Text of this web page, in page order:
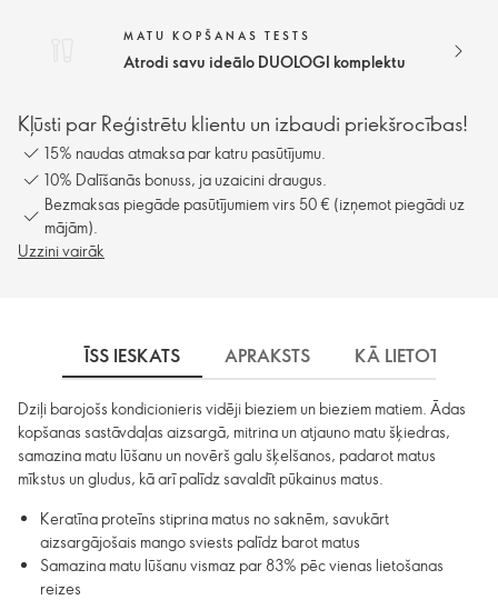
MATU KOPŠANAS TESTS
Atrodi savu ideālo DUOLOGI komplektu
Kļūsti par Reģistrētu klientu un izbaudi priekšrocības!
15% naudas atmaksa par katru pasūtījumu.
10% Dalīšanās bonuss, ja uzaicini draugus.
Bezmaksas piegāde pasūtījumiem virs 50 € (izņemot piegādi uz
mājām).
Uzzini vairāk
ĪSS IESKATS APRAKSTS KĀ LIETOT
Dziļi barojošs kondicionieris vidēji bieziem un bieziem matiem. Ādas
kopšanas sastāvdaļas aizsargā, mitrina un atjauno matu šķiedras,
samazina matu lūšanu un novērš galu šķelšanos, padarot matus
mīkstus un gludus, kā arī palīdz savaldīt pūkainus matus.
Keratīna proteīns stiprina matus no saknēm, savukārt
aizsargājošais mango sviests palīdz barot matus
Samazina matu lūšanu vismaz par 83% pēc vienas lietošanas
reizes